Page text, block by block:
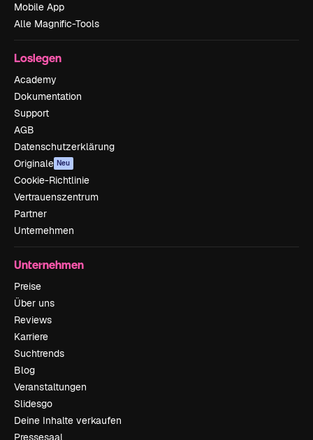
Mobile App
Alle Magnific-Tools
Loslegen
Academy
Dokumentation
Support
AGB
Datenschutzerklärung
Originale Neu
Cookie-Richtlinie
Vertrauenszentrum
Partner
Unternehmen
Unternehmen
Preise
Über uns
Reviews
Karriere
Suchtrends
Blog
Veranstaltungen
Slidesgo
Deine Inhalte verkaufen
Pressesaal